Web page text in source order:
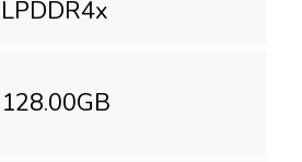
LPDDR4x
128.00GB